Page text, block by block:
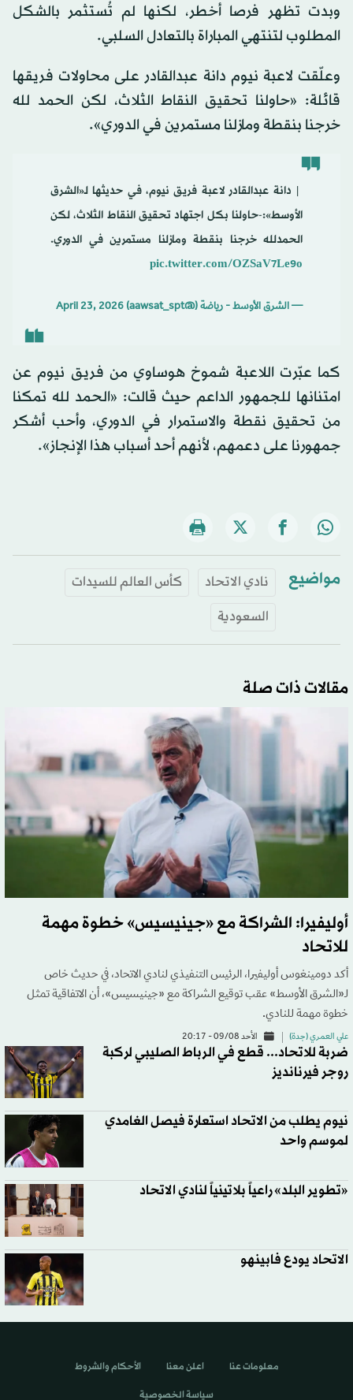
وبدت تظهر فرصا أخطر، لكنها لم تُستثمر بالشكل
المطلوب لتنتهي المباراة بالتعادل السلبي.
وعلّقت لاعبة نيوم دانة عبدالقادر على محاولات فريقها
قائلة: «حاولنا تحقيق النقاط الثلاث، لكن الحمد لله
خرجنا بنقطة ومازلنا مستمرين في الدوري».
️ | دانة عبدالقادر لاعبة فريق نيوم، في حديثها لـ«الشرق
الأوسط»:-حاولنا بكل اجتهاد تحقيق النقاط الثلاث، لكن
الحمدلله خرجنا بنقطة ومازلنا مستمرين في الدوري.
pic.twitter.com/OZSaV7Le9o
— الشرق الأوسط - رياضة (@aawsat_spt) April 23, 2026
كما عبّرت اللاعبة شموخ هوساوي من فريق نيوم عن
امتنانها للجمهور الداعم حيث قالت: «الحمد لله تمكنا
من تحقيق نقطة والاستمرار في الدوري، وأحب أشكر
جمهورنا على دعمهم، لأنهم أحد أسباب هذا الإنجاز».
مواضيع نادي الاتحاد
كأس العالم للسيدات
السعودية
مقالات ذات صلة
أوليفيرا: الشراكة مع «جينيسيس» خطوة مهمة
للاتحاد
أكد دومينغوس أوليفيرا، الرئيس التنفيذي لنادي الاتحاد، في حديث خاص
لـ«الشرق الأوسط» عقب توقيع الشراكة مع «جينيسيس»، أن الاتفاقية تمثل
خطوة مهمة للنادي.
علي العمري (جدة) الأحد 09/08 - 20:17
ضربة للاتحاد... قطع في الرباط الصليبي لركبة
روجر فيرنانديز
نيوم يطلب من الاتحاد استعارة فيصل الغامدي
لموسم واحد
«تطوير البلد» راعياً بلاتينياً لنادي الاتحاد
الاتحاد يودع فابينهو
معلومات عنا اعلن معنا الأحكام والشروط
سياسة الخصوصية